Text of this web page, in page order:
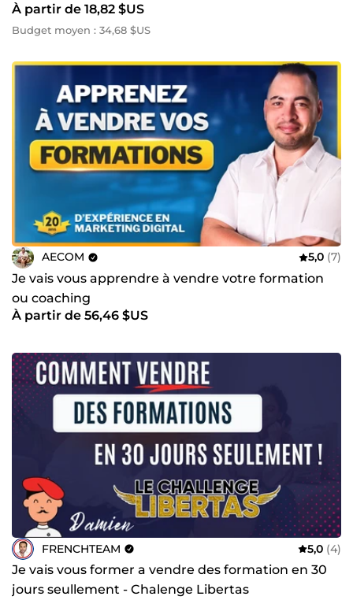
À partir de 18,82 $US
Budget moyen : 34,68 $US
AECOM 5,0 (7)
Je vais vous apprendre à vendre votre formation
ou coaching
À partir de 56,46 $US
FRENCHTEAM 5,0 (4)
Je vais vous former a vendre des formation en 30
jours seullement - Chalenge Libertas